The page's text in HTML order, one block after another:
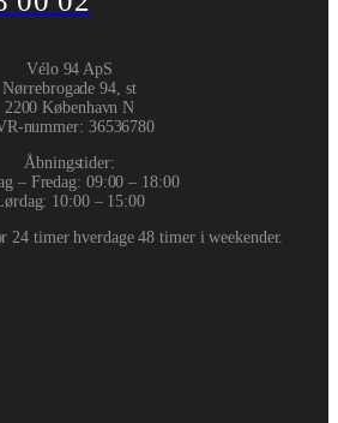
Vélo 94 ApS
Nørrebrogade 94, st
2200 København N
nummer: 36536780
Åbningstider:
– Fredag: 09:00 – 18:00
10:00 – 15:00
24 timer hverdage 48 timer i weekender.